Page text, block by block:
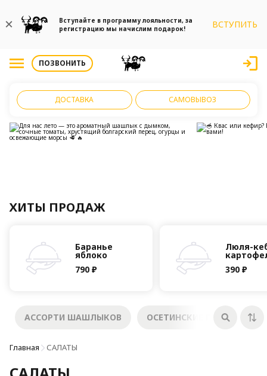
Вступайте в программу лояльности, за
регистрацию мы начислим подарок!
ВСТУПИТЬ
ПОЗВОНИТЬ
ДОСТАВКА САМОВЫВОЗ
ХИТЫ ПРОДАЖ
Баранье
яблоко
790 ₽
Люля-
390 ₽
АССОРТИ ШАШЛЫКОВ ОСЕТИНСКИЕ ПИРОГИ
Главная САЛАТЫ